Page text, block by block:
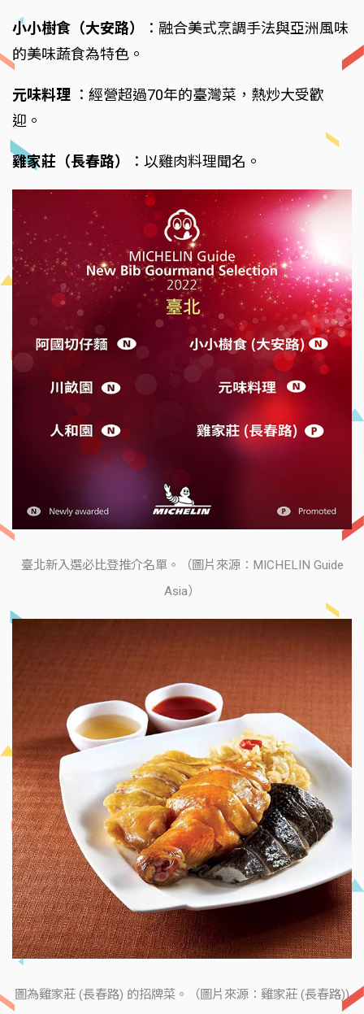
小小樹食（大安路）
：融合美式烹調手法與亞洲風味
的美味蔬食為特色。
元味料理 ：經營超過70年的臺灣菜，熱炒大受歡
迎。
雞家莊（長春路） ：以雞肉料理聞名。
臺北新入選必比登推介名單。（圖片來源：MICHELIN Guide
Asia）
圖為雞家莊 (長春路) 的招牌菜。（圖片來源：雞家莊 (長春路))